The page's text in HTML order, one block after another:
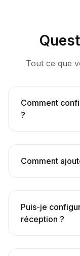
Épaisseur :
Technologie
résistante à
Tout ce que
Comment
?
Comment
Puis-je
réception ?